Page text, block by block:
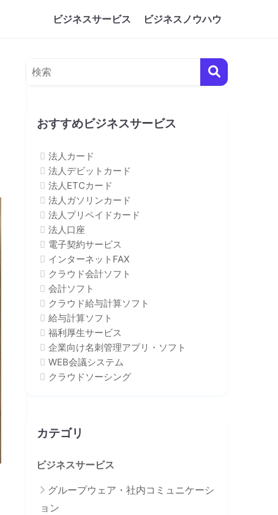
ビジネスサービス ビジネスノウハウ
おすすめビジネスサービス
法人カード
法人デビットカード
法人ETCカード
法人ガソリンカード
法人プリペイドカード
法人口座
電子契約サービス
インターネットFAX
クラウド会計ソフト
会計ソフト
クラウド給与計算ソフト
給与計算ソフト
福利厚生サービス
企業向け名刺管理アプリ・ソフト
WEB会議システム
クラウドソーシング
カテゴリ
ビジネスサービス
グループウェア・社内コミュニケーシ
ョン